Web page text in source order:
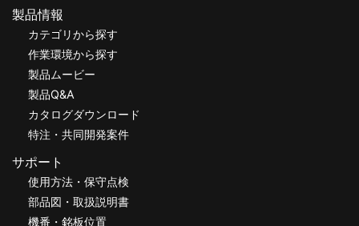
製品情報
カテゴリから探す
作業環境から探す
製品ムービー
製品Q&A
カタログダウンロード
特注・共同開発案件
サポート
使用方法・保守点検
部品図・取扱説明書
機番・銘板位置